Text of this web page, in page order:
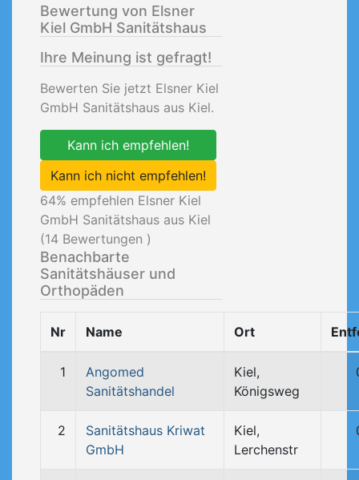
Bewertung von Elsner
Kiel GmbH Sanitätshaus
Ihre Meinung ist gefragt!
Bewerten Sie jetzt Elsner Kiel
GmbH Sanitätshaus aus Kiel.
Kann ich empfehlen!
Kann ich nicht empfehlen!
64% empfehlen Elsner Kiel
GmbH Sanitätshaus aus Kiel
(14 Bewertungen )
Benachbarte
Sanitätshäuser und
Orthopäden
Nr Name Ort
1
Angomed
Sanitätshandel
Kiel,
Königsweg
2
Sanitätshaus Kriwat
GmbH
Kiel,
Lerchenstr